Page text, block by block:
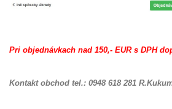
Pri objednávkach nad 150,- EUR s DPH d
Kontakt obchod tel.: 0948 618 281